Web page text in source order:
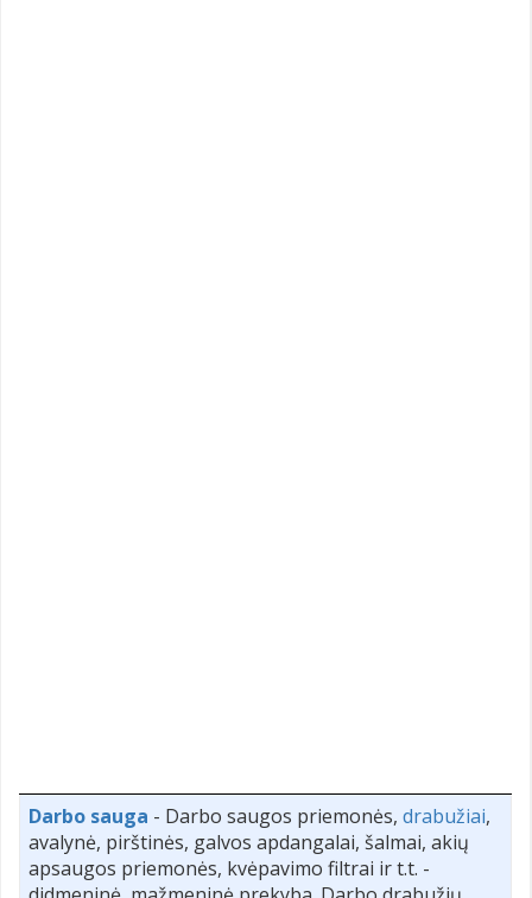
Darbo sauga - Darbo saugos priemonės, drabužiai,
avalynė, pirštinės, galvos apdangalai, šalmai, akių
apsaugos priemonės, kvėpavimo filtrai ir t.t. -